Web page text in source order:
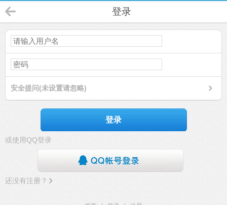
登录
安全提问(未设置请忽略)
登录
或使用QQ登录
还没有注册？